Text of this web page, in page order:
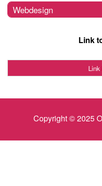
Webdesign
Link
Link
Copyright © 2025